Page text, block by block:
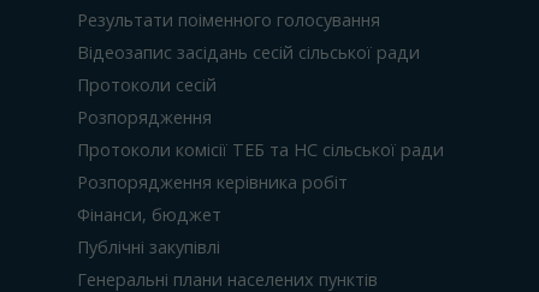
Результати поіменного голосування
Відеозапис засідань сесій сільської ради
Протоколи сесій
Розпорядження
Протоколи комісії ТЕБ та НС сільської ради
Розпорядження керівника робіт
Фінанси, бюджет
Публічні закупівлі
Генеральні плани населених пунктів